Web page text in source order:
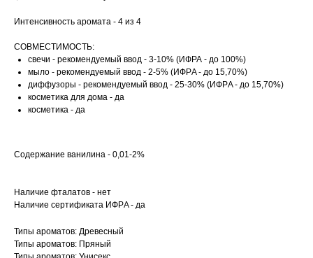
Интенсивность аромата - 4 из 4
СОВМЕСТИМОСТЬ:
свечи - рекомендуемый ввод - 3-10% (ИФРА - до 100%)
мыло - рекомендуемый ввод - 2-5% (ИФРA - до 15,70%)
диффузоры - рекомендуемый ввод - 25-30% (ИФРA - до 15,70%)
косметика для дома - да
косметика - да
Содержание ванилина - 0,01-2%
Наличие фталатов - нет
Наличие сертификата ИФРA - да
Типы ароматов: Древесный
Типы ароматов: Пряный